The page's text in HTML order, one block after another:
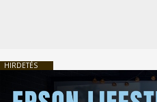
HIRDETÉS